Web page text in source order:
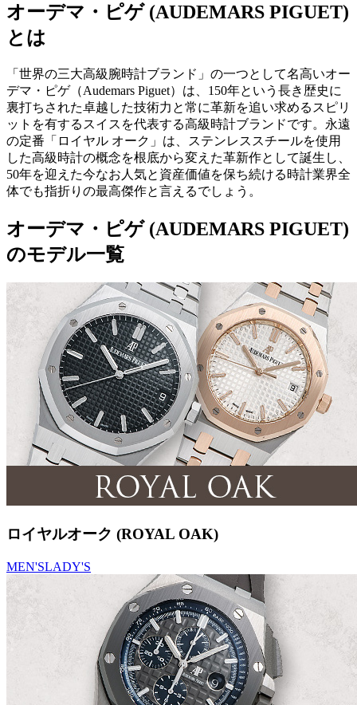
オーデマ・ピゲ (AUDEMARS PIGUET)
とは
「世界の三大高級腕時計ブランド」の一つとして名高いオー
デマ・ピゲ（Audemars Piguet）は、150年という長き歴史に
裏打ちされた卓越した技術力と常に革新を追い求めるスピリ
ットを有するスイスを代表する高級時計ブランドです。永遠
の定番「ロイヤル オーク」は、ステンレススチールを使用
した高級時計の概念を根底から変えた革新作として誕生し、
50年を迎えた今なお人気と資産価値を保ち続ける時計業界全
体でも指折りの最高傑作と言えるでしょう。
オーデマ・ピゲ (AUDEMARS PIGUET)
のモデル一覧
ロイヤルオーク (ROYAL OAK)
MEN'SLADY'S